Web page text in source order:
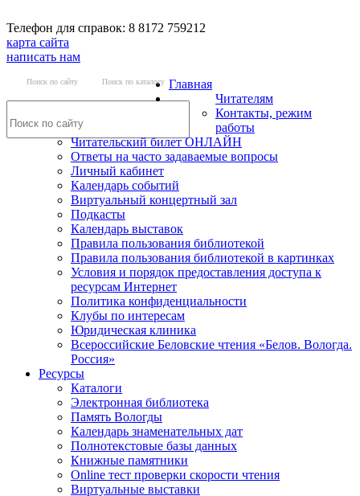
Телефон для справок: 8 8172 759212
карта сайта
написать нам
Поиск по сайту Поиск по каталогу Главная
Читателям
Контакты, режим
работы
Читательский билет ОНЛАЙН
Ответы на часто задаваемые вопросы
Личный кабинет
Календарь событий
Виртуальный концертный зал
Подкасты
Календарь выставок
Правила пользования библиотекой
Правила пользования библиотекой в картинках
Условия и порядок предоставления доступа к
ресурсам Интернет
Политика конфиденциальности
Клубы по интересам
Юридическая клиника
Всероссийские Беловские чтения «Белов. Вологда.
Россия»
Ресурсы
Каталоги
Электронная библиотека
Память Вологды
Календарь знаменательных дат
Полнотекстовые базы данных
Книжные памятники
Online тест проверки скорости чтения
Виртуальные выставки